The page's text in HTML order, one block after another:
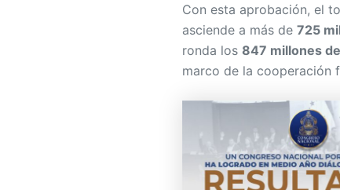
Con esta aprobación, el
asciende a más de 725
ronda los 847 millones
marco de la cooperación